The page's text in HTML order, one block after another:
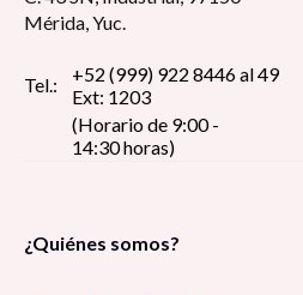
Mérida, Yuc.
Tel.:
+52 (999) 922 8446 al 49
Ext: 1203
(Horario de 9:00 -
14:30 horas)
¿Quiénes somos?